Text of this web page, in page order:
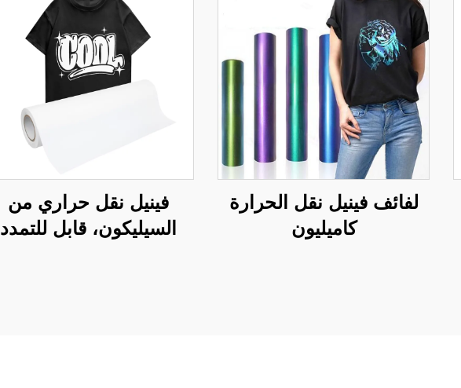
لفائف فينيل نقل الحرارة
كاميليون
فينيل نقل حراري من
السيليكون، قابل للتمدد